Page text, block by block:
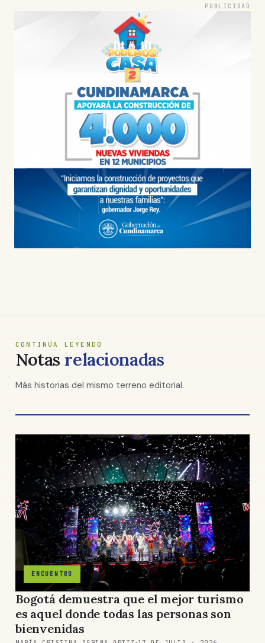
PUBLICIDAD
CONTINÚA LEYENDO
Notas relacionadas
Más historias del mismo terreno editorial.
ENCUENTRO
Bogotá demuestra que el mejor turismo
es aquel donde todas las personas son
bienvenidas